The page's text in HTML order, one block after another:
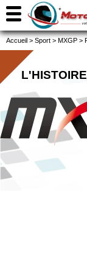
Accueil > Sport > MXGP >